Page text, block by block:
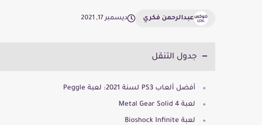
عبدالرحمن فكري ديسمبر 17, 2021
جدول التنقل
أفضل ألعاب PS3 لسنة 2021: لعبة Peggle
لعبة Metal Gear Solid 4
لعبة Bioshock Infinite